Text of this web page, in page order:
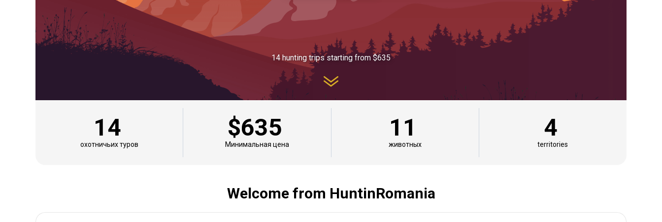
14 hunting trips starting from $635
14
охотничьих туров
$635
Минимальная цена
11
животных
4
territories
Welcome from HuntinRomania